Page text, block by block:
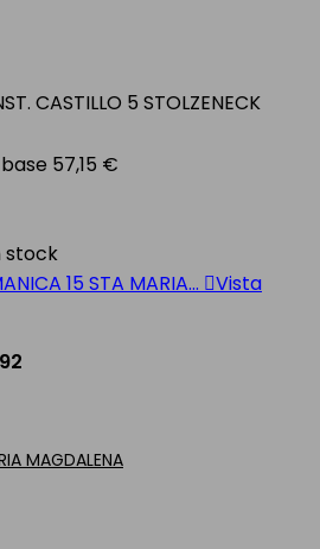
CASTILLO 5 STOLZENECK
57,15 €
stock
Vista
MAGDALENA